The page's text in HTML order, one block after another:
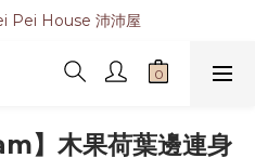
Pei House 沛沛屋
】木果荷葉邊連身